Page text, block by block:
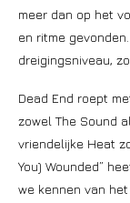
meer dan op het
en ritme
dreigingsniveau,
Dead End roept
zowel The Sound
vriendelijke Heat
You) Wounded”
we kennen van het